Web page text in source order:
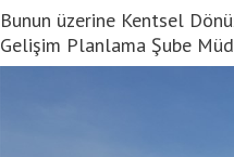
Bunun üzerine Kentsel
Gelişim Planlama Şube